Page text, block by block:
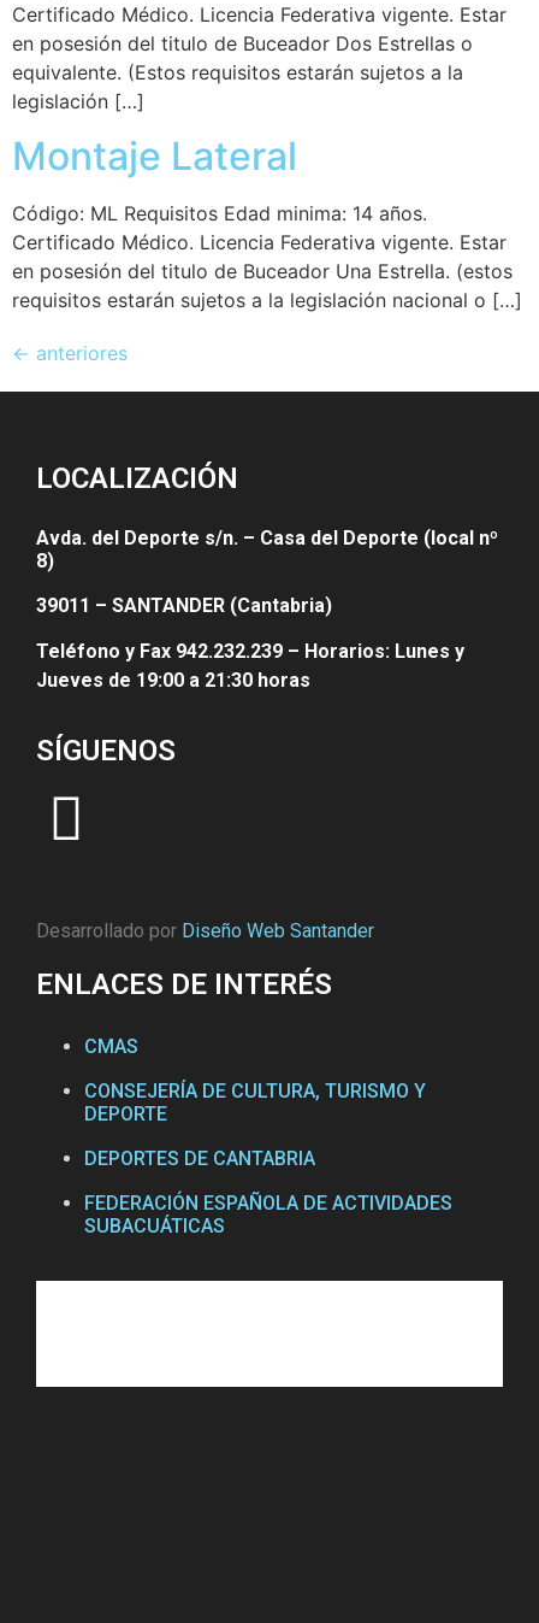
Certificado Médico. Licencia Federativa vigente. Estar
en posesión del titulo de Buceador Dos Estrellas o
equivalente. (Estos requisitos estarán sujetos a la
legislación […]
Montaje Lateral
Código: ML Requisitos Edad minima: 14 años.
Certificado Médico. Licencia Federativa vigente. Estar
en posesión del titulo de Buceador Una Estrella. (estos
requisitos estarán sujetos a la legislación nacional o […]
← anteriores
LOCALIZACIÓN
Avda. del Deporte s/n. – Casa del Deporte (local nº
8)
39011 – SANTANDER (Cantabria)
Teléfono y Fax 942.232.239 – Horarios: Lunes y
Jueves de 19:00 a 21:30 horas
SÍGUENOS
Desarrollado por Diseño Web Santander
ENLACES DE INTERÉS
CMAS
CONSEJERÍA DE CULTURA, TURISMO Y
DEPORTE
DEPORTES DE CANTABRIA
FEDERACIÓN ESPAÑOLA DE ACTIVIDADES
SUBACUÁTICAS